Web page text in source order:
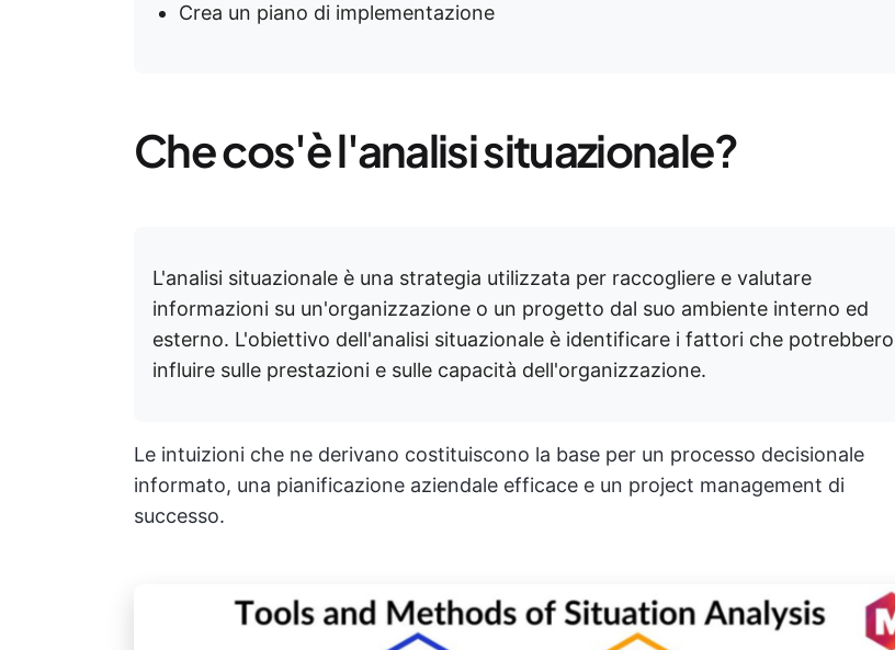
Crea un piano di implementazione
Che cos'è l'analisi situazionale?
L'analisi situazionale è una strategia utilizzata per raccogliere e valutare
informazioni su un'organizzazione o un progetto dal suo ambiente interno ed
esterno. L'obiettivo dell'analisi situazionale è identificare i fattori che potrebbero
influire sulle prestazioni e sulle capacità dell'organizzazione.
Le intuizioni che ne derivano costituiscono la base per un processo decisionale
informato, una pianificazione aziendale efficace e un project management di
successo.